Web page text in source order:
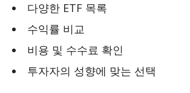
다양한 ETF 목록
수익률 비교
비용 및 수수료 확인
투자자의 성향에 맞는 선택